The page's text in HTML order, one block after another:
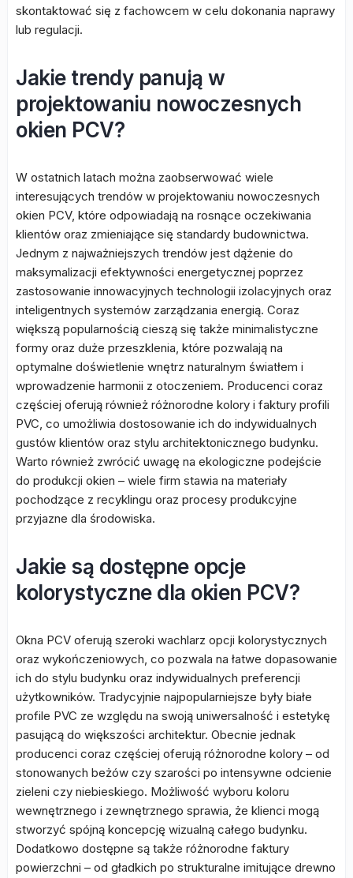
skontaktować się z fachowcem w celu dokonania naprawy
lub regulacji.
Jakie trendy panują w
projektowaniu nowoczesnych
okien PCV?
W ostatnich latach można zaobserwować wiele
interesujących trendów w projektowaniu nowoczesnych
okien PCV, które odpowiadają na rosnące oczekiwania
klientów oraz zmieniające się standardy budownictwa.
Jednym z najważniejszych trendów jest dążenie do
maksymalizacji efektywności energetycznej poprzez
zastosowanie innowacyjnych technologii izolacyjnych oraz
inteligentnych systemów zarządzania energią. Coraz
większą popularnością cieszą się także minimalistyczne
formy oraz duże przeszklenia, które pozwalają na
optymalne doświetlenie wnętrz naturalnym światłem i
wprowadzenie harmonii z otoczeniem. Producenci coraz
częściej oferują również różnorodne kolory i faktury profili
PVC, co umożliwia dostosowanie ich do indywidualnych
gustów klientów oraz stylu architektonicznego budynku.
Warto również zwrócić uwagę na ekologiczne podejście
do produkcji okien – wiele firm stawia na materiały
pochodzące z recyklingu oraz procesy produkcyjne
przyjazne dla środowiska.
Jakie są dostępne opcje
kolorystyczne dla okien PCV?
Okna PCV oferują szeroki wachlarz opcji kolorystycznych
oraz wykończeniowych, co pozwala na łatwe dopasowanie
ich do stylu budynku oraz indywidualnych preferencji
użytkowników. Tradycyjnie najpopularniejsze były białe
profile PVC ze względu na swoją uniwersalność i estetykę
pasującą do większości architektur. Obecnie jednak
producenci coraz częściej oferują różnorodne kolory – od
stonowanych beżów czy szarości po intensywne odcienie
zieleni czy niebieskiego. Możliwość wyboru koloru
wewnętrznego i zewnętrznego sprawia, że klienci mogą
stworzyć spójną koncepcję wizualną całego budynku.
Dodatkowo dostępne są także różnorodne faktury
powierzchni – od gładkich po strukturalne imitujące drewno